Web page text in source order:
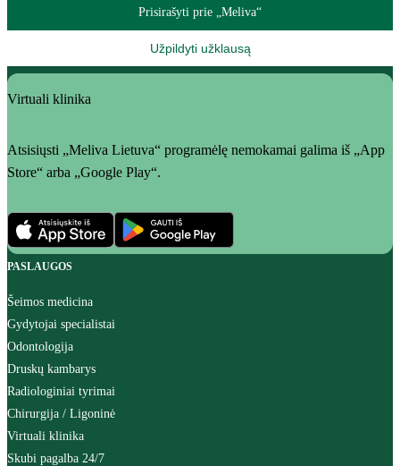
Prisirašyti prie „Meliva“
Užpildyti užklausą
Virtuali klinika
Atsisiųsti „Meliva Lietuva“ programėlę nemokamai galima iš „App
Store“ arba „Google Play“.
PASLAUGOS
Šeimos medicina
Gydytojai specialistai
Odontologija
Druskų kambarys
Radiologiniai tyrimai
Chirurgija / Ligoninė
Virtuali klinika
Skubi pagalba 24/7